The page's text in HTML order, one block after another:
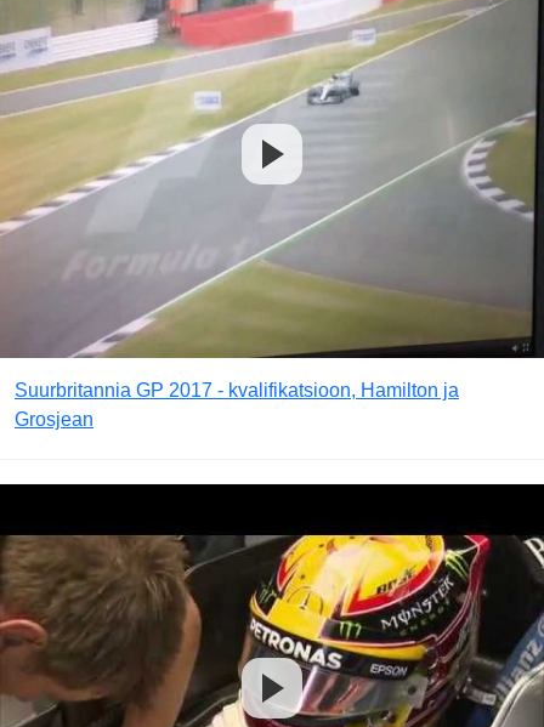
Suurbritannia GP 2017 - kvalifikatsioon, Hamilton ja
Grosjean